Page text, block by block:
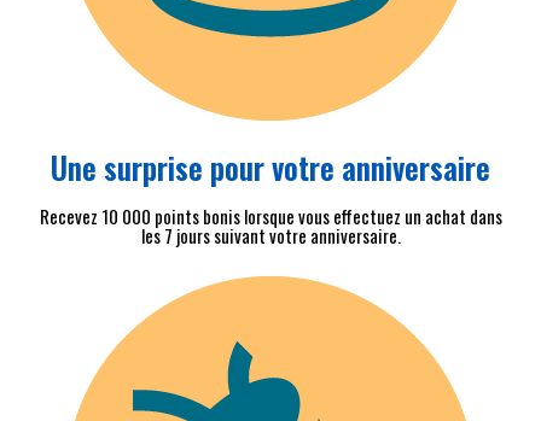
Une surprise pour votre anniversaire
Recevez 10 000 points bonis lorsque vous effectuez un achat dans
les 7 jours suivant votre anniversaire.